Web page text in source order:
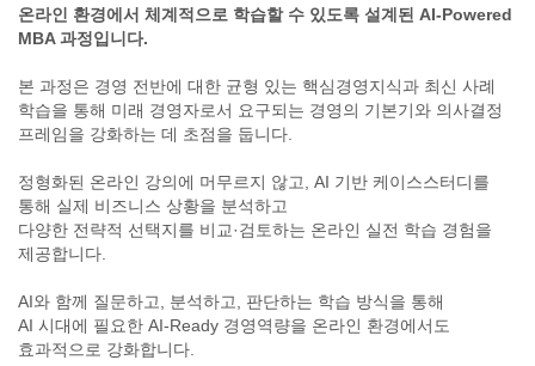
온라인 환경에서 체계적으로 학습할 수 있도록 설계된 AI-Powered
MBA 과정입니다.
본 과정은 경영 전반에 대한 균형 있는 핵심경영지식과 최신 사례
학습을 통해 미래 경영자로서 요구되는 경영의 기본기와 의사결정
프레임을 강화하는 데 초점을 둡니다.
정형화된 온라인 강의에 머무르지 않고, AI 기반 케이스스터디를
통해 실제 비즈니스 상황을 분석하고
다양한 전략적 선택지를 비교·검토하는 온라인 실전 학습 경험을
제공합니다.
AI와 함께 질문하고, 분석하고, 판단하는 학습 방식을 통해
AI 시대에 필요한 AI-Ready 경영역량을 온라인 환경에서도
효과적으로 강화합니다.